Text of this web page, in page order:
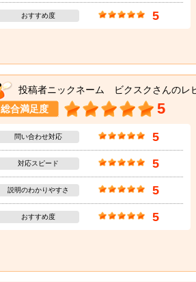
おすすめ度 5
投稿者ニックネーム ビクスクさんのレ
総合満足度 5
問い合わせ対応 5
対応スピード 5
説明のわかりやすさ 5
おすすめ度 5